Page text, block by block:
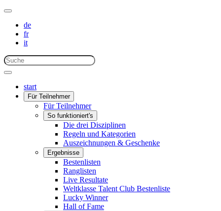
de
fr
it
start
Für Teilnehmer
Für Teilnehmer
So funktioniert's
Die drei Disziplinen
Regeln und Kategorien
Auszeichnungen & Geschenke
Ergebnisse
Bestenlisten
Ranglisten
Live Resultate
Weltklasse Talent Club Bestenliste
Lucky Winner
Hall of Fame